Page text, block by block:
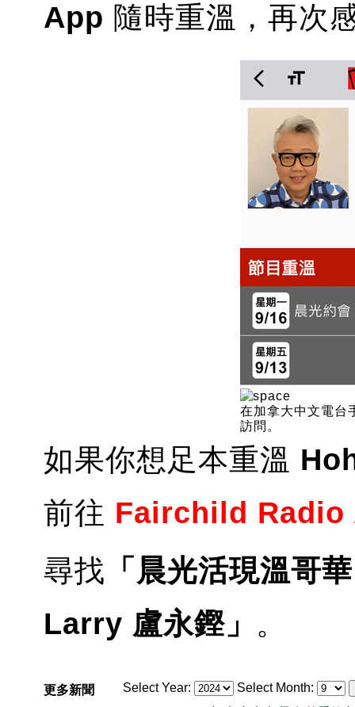
App 隨時重溫，再次
在加拿大中文電台
訪問。
如果你想足本重溫
前往 Fairchild Radio
尋找 「晨光活現溫哥
Larry 盧永鏗」 。
Select Year: Select Month:
更多新聞